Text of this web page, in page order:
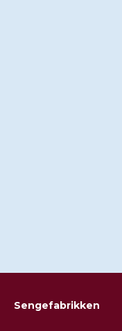
Sengefabrikken